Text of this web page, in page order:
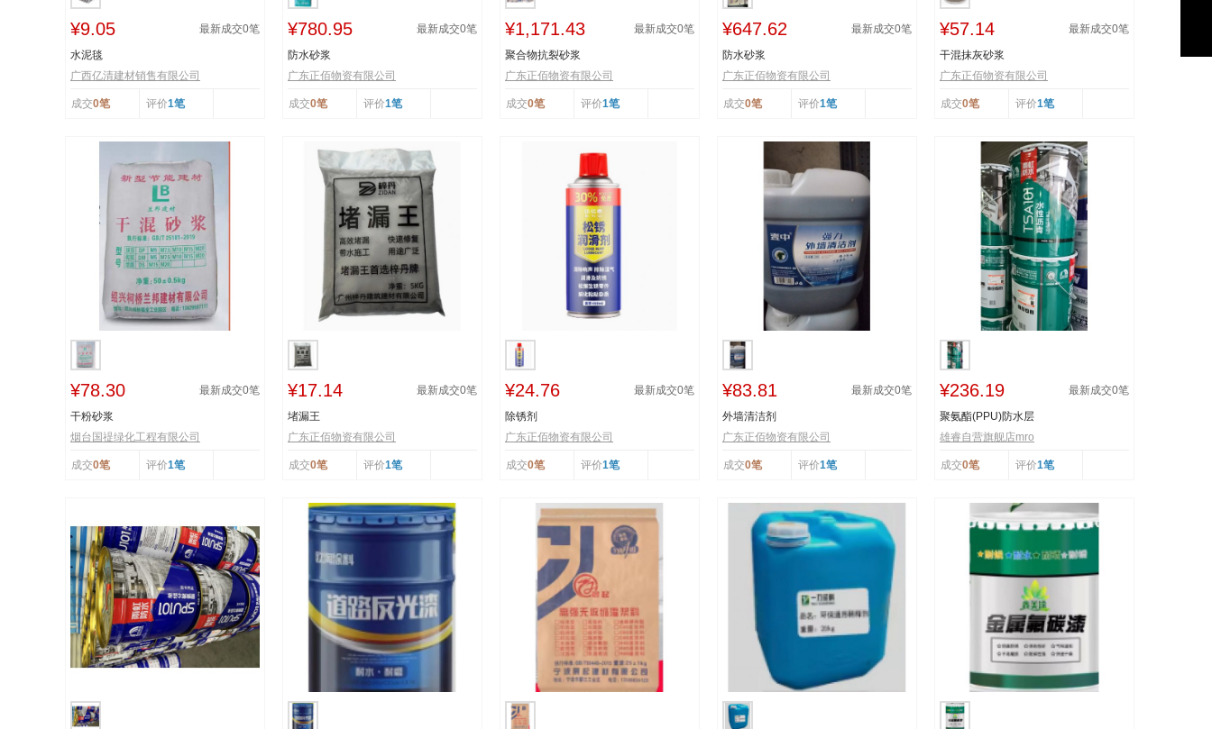
¥9.05 最新成交0笔
水泥毯
广西亿清建材销售有限公司
成交0笔 评价1笔
¥780.95 最新成交0笔
防水砂浆
广东正佰物资有限公司
成交0笔 评价1笔
¥1,171.43 最新成交0笔
聚合物抗裂砂浆
广东正佰物资有限公司
成交0笔 评价1笔
¥647.62 最新成交0笔
防水砂浆
广东正佰物资有限公司
成交0笔 评价1笔
¥57.14 最新成交0笔
干混抹灰砂浆
广东正佰物资有限公司
成交0笔 评价1笔
¥78.30 最新成交0笔
干粉砂浆
烟台国禔绿化工程有限公司
成交0笔 评价1笔
¥17.14 最新成交0笔
堵漏王
广东正佰物资有限公司
成交0笔 评价1笔
¥24.76 最新成交0笔
除锈剂
广东正佰物资有限公司
成交0笔 评价1笔
¥83.81 最新成交0笔
外墙清洁剂
广东正佰物资有限公司
成交0笔 评价1笔
¥236.19 最新成交0笔
聚氨酯(PPU)防水层
雄睿自营旗舰店mro
成交0笔 评价1笔